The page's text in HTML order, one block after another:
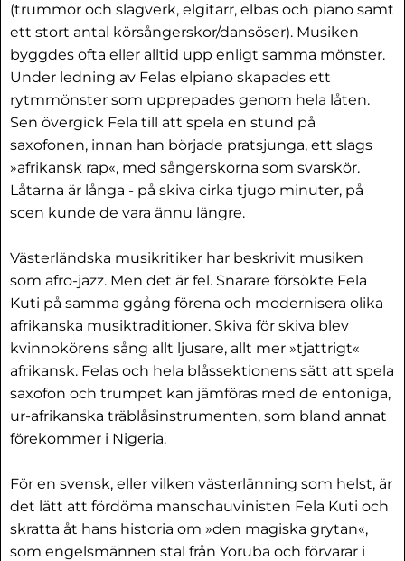
(trummor och slagverk, elgitarr, elbas och piano samt
ett stort antal körsångerskor/dansöser). Musiken
byggdes ofta eller alltid upp enligt samma mönster.
Under ledning av Felas elpiano skapades ett
rytmmönster som upprepades genom hela låten.
Sen övergick Fela till att spela en stund på
saxofonen, innan han började pratsjunga, ett slags
»afrikansk rap«, med sångerskorna som svarskör.
Låtarna är långa - på skiva cirka tjugo minuter, på
scen kunde de vara ännu längre.
Västerländska musikritiker har beskrivit musiken
som afro-jazz. Men det är fel. Snarare försökte Fela
Kuti på samma ggång förena och modernisera olika
afrikanska musiktraditioner. Skiva för skiva blev
kvinnokörens sång allt ljusare, allt mer »tjattrigt«
afrikansk. Felas och hela blåssektionens sätt att spela
saxofon och trumpet kan jämföras med de entoniga,
ur-afrikanska träblåsinstrumenten, som bland annat
förekommer i Nigeria.
För en svensk, eller vilken västerlänning som helst, är
det lätt att fördöma manschauvinisten Fela Kuti och
skratta åt hans historia om »den magiska grytan«,
som engelsmännen stal från Yoruba och förvarar i